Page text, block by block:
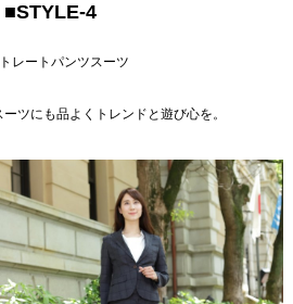
■STYLE-4
レートパンツスーツ
ツにも品よくトレンドと遊び心を。